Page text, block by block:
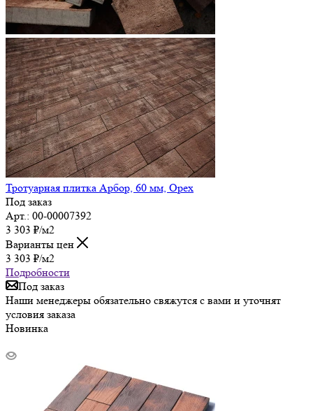
Тротуарная плитка Арбор, 60 мм, Орех
Под заказ
Арт.: 00-00007392
3 303 ₽/м2
Варианты цен
3 303 ₽/м2
Подробности
Под заказ
Наши менеджеры обязательно свяжутся с вами и уточнят
условия заказа
Новинка